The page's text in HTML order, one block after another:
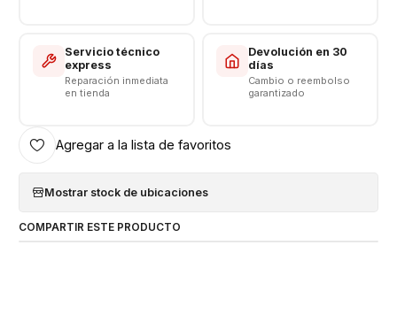
Servicio técnico
express
Reparación inmediata
en tienda
Devolución en 30
días
Cambio o reembolso
garantizado
Agregar a la lista de favoritos
Mostrar stock de ubicaciones
COMPARTIR ESTE PRODUCTO